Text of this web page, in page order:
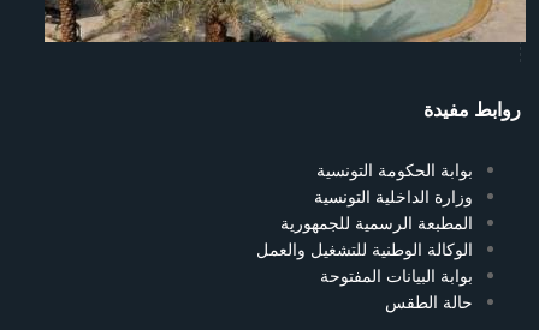
روابط مفيدة
بوابة الحكومة التونسية
وزارة الداخلية التونسية
المطبعة الرسمية للجمهورية
الوكالة الوطنية للتشغيل والعمل
بوابة البيانات المفتوحة
حالة الطقس